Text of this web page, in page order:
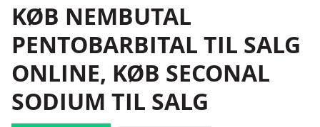
KØB NEMBUTAL
PENTOBARBITAL TIL SALG
ONLINE, KØB SECONAL
SODIUM TIL SALG